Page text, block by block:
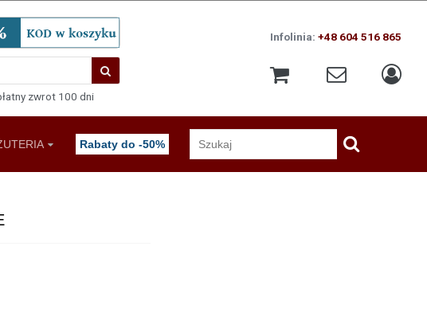
zwrot 100 dni
Infolinia:+48 604 516 865
Rabaty do -50%